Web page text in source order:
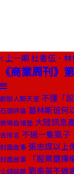
上一期 杜書伍、
《商業周刊》
創辦人聊天室 不懂「
石頭評論 葛林斯班何
商場自慢塾 大陸訊息
去梯言 不過一隻虱子
封面故事 張忠謀以上
封面故事 「股票選
火線話題 劉泰英不做